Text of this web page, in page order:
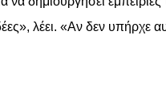
λέει. «Αν δεν υπήρχε